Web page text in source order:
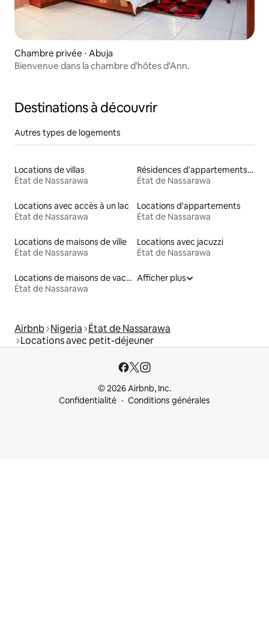
Chambre privée ⋅ Abuja
Bienvenue dans la chambre d'hôtes d'Ann.
Destinations à découvrir
Autres types de logements
Locations de villas
État de Nassarawa
Résidences d'appartements en location
État de Nassarawa
Locations avec accès à un lac
État de Nassarawa
Locations d'appartements
État de Nassarawa
Locations de maisons de ville
État de Nassarawa
Locations avec jacuzzi
État de Nassarawa
Locations de maisons de vacances
État de Nassarawa
Afficher plus
Airbnb Nigeria État de Nassarawa
Locations avec petit-déjeuner
© 2026 Airbnb, Inc.
Confidentialité
Conditions générales